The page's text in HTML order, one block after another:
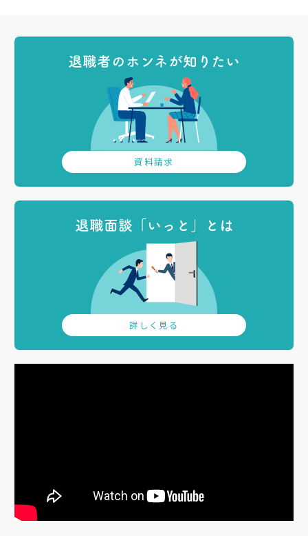
退職者のホンネが知りたい
資料請求
退職面談「いっと」とは
詳しく見る